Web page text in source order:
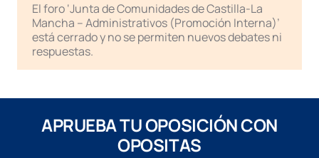
El foro ‘Junta de Comunidades de Castilla-La
Mancha – Administrativos (Promoción Interna)’
está cerrado y no se permiten nuevos debates ni
respuestas.
APRUEBA TU OPOSICIÓN CON
OPOSITAS